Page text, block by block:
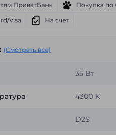
ПриватБанк
Покупка по
Visa
На счет
(Смотреть все)
35 Вт
4300 K
D2S